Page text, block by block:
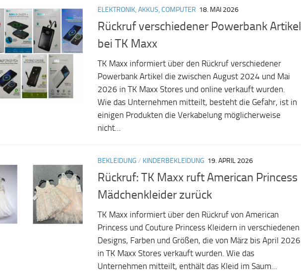
ELEKTRONIK, AKKUS, COMPUTER 18. MAI 2026
Rückruf verschiedener Powerbank Artikel
bei TK Maxx
TK Maxx informiert über den Rückruf verschiedener
Powerbank Artikel die zwischen August 2024 und Mai
2026 in TK Maxx Stores und online verkauft wurden.
Wie das Unternehmen mitteilt, besteht die Gefahr, ist in
einigen Produkten die Verkabelung möglicherweise
nicht...
BEKLEIDUNG / KINDERBEKLEIDUNG 19. APRIL 2026
Rückruf: TK Maxx ruft American Princess
Mädchenkleider zurück
TK Maxx informiert über den Rückruf von American
Princess und Couture Princess Kleidern in verschiedenen
Designs, Farben und Größen, die von März bis April 2026
in TK Maxx Stores verkauft wurden. Wie das
Unternehmen mitteilt, enthält das Kleid im Saum...